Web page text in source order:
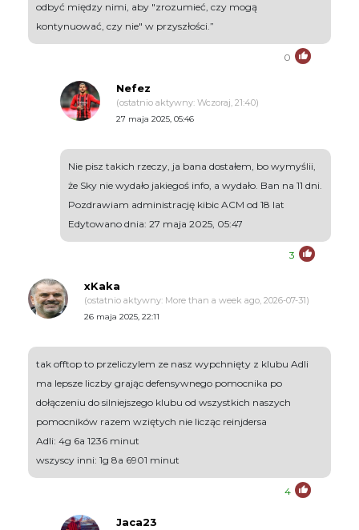
odbyć między nimi, aby "zrozumieć, czy mogą
kontynuować, czy nie" w przyszłości.”
0
Nefez
(ostatnio aktywny: Wczoraj, 21:40)
27 maja 2025, 05:46
Nie pisz takich rzeczy, ja bana dostałem, bo wymyślii,
że Sky nie wydało jakiegoś info, a wydało. Ban na 11 dni.
Pozdrawiam administrację kibic ACM od 18 lat
Edytowano dnia: 27 maja 2025, 05:47
3
xKaka
(ostatnio aktywny: More than a week ago, 2026-07-31)
26 maja 2025, 22:11
tak offtop to przeliczylem ze nasz wypchnięty z klubu Adli
ma lepsze liczby grając defensywnego pomocnika po
dołączeniu do silniejszego klubu od wszystkich naszych
pomocników razem wziętych nie licząc reinjdersa
Adli: 4g 6a 1236 minut
wszyscy inni: 1g 8a 6901 minut
4
Jaca23